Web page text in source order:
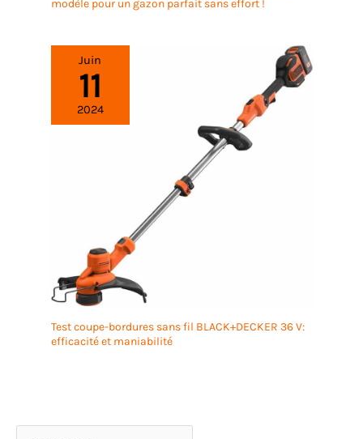
modèle pour un gazon parfait sans effort !
Juin
11
2024
Test coupe-bordures sans fil BLACK+DECKER 36 V:
efficacité et maniabilité